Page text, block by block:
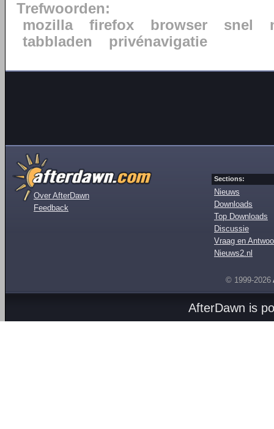
Trefwoorden:
mozilla
firefox browser snel
tabbladen
privénavigatie
Over AfterDawn
Feedback
Sections:
Nieuws
Downloads
Top Downloads
Discussie
Vraag en
Nieuws2.nl
© 1999-2026
AfterDawn is